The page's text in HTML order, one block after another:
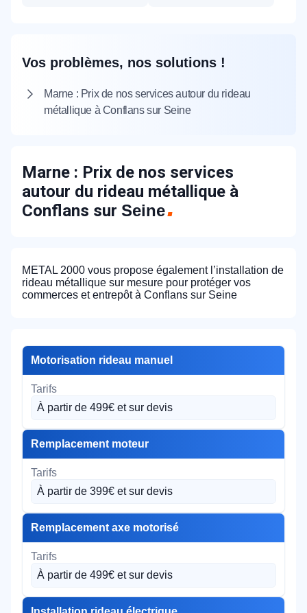
Vos problèmes, nos solutions !
Marne : Prix de nos services autour du rideau
métallique à Conflans sur Seine
Marne : Prix de nos services
autour du rideau métallique à
Conflans sur Seine
METAL 2000 vous propose également l’installation de
rideau métallique sur mesure pour protéger vos
commerces et entrepôt à Conflans sur Seine
Motorisation rideau manuel
À partir de 499€ et sur devis
Remplacement moteur
À partir de 399€ et sur devis
Remplacement axe motorisé
À partir de 499€ et sur devis